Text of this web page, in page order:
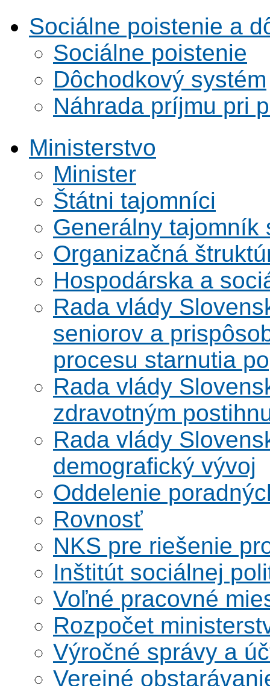
Sociálne poistenie a
Sociálne poistenie
Dôchodkový systém
Náhrada príjmu pri
Ministerstvo
Minister
Štátni tajomníci
Generálny tajomník
Organizačná
Hospodárska a
Rada vlády
seniorov a
procesu starnutia
Rada vlády
zdravotným
Rada vlády
demografický vývoj
Oddelenie
Rovnosť
NKS pre riešenie
Inštitút sociálnej
Voľné pracovné
Rozpočet
Výročné správy a
Verejné